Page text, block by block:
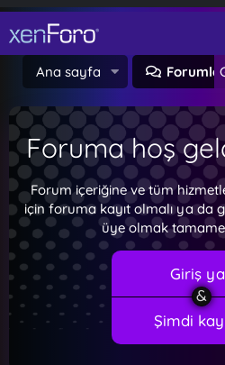
Ana sayfa
Foruma hoş
Forum içeriğine ve tüm
için foruma kayıt olmalı ya da
üye olmak
Giriş
Şimdi